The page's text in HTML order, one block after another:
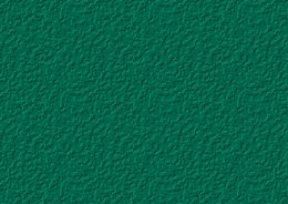
.NET